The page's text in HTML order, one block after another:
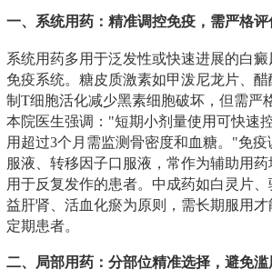
一、系统用药：精准调控免疫，需严格评
系统用药多用于泛发性或快速进展的白
免疫系统。糖皮质激素如甲泼尼龙片、
制T细胞活化减少黑素细胞破坏，但需严
本院医生强调："短期小剂量使用可快速
用超过3个月需监测骨密度和血糖。"免
服液、转移因子口服液，常作为辅助用
用于反复发作的患者。中成药如白灵片
益肝肾、活血化瘀为原则，需长期服用
定期患者。
二、局部用药：分部位精准选择，避免滥